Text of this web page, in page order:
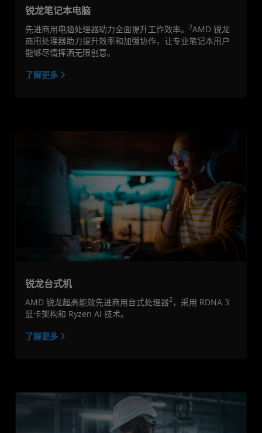
锐龙笔记本电脑
先进商用电脑处理器助力全面提升工作效率。 2AMD 锐龙
商用处理器助力提升效率和加强协作，让专业笔记本用户
能够尽情挥洒无限创意。
了解更多
锐龙台式机
AMD 锐龙超高能效先进商用台式处理器2，采用 RDNA 3
显卡架构和 Ryzen AI 技术。
了解更多